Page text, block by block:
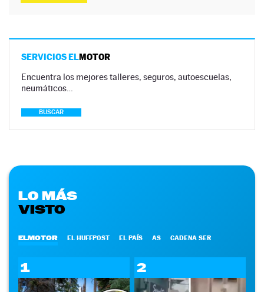
SERVICIOS ELMOTOR
Encuentra los mejores talleres, seguros, autoescuelas,
neumáticos…
BUSCAR
LO MÁS
VISTO
ELMOTOR EL HUFFPOST EL PAÍS AS CADENA SER
1 2